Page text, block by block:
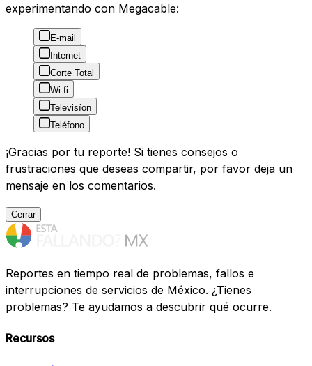
experimentando con Megacable:
E-mail
Internet
Corte Total
Wi-fi
Televisíon
Teléfono
¡Gracias por tu reporte! Si tienes consejos o
frustraciones que deseas compartir, por favor deja un
mensaje en los comentarios.
Cerrar
Reportes en tiempo real de problemas, fallos e
interrupciones de servicios de México. ¿Tienes
problemas? Te ayudamos a descubrir qué ocurre.
Recursos